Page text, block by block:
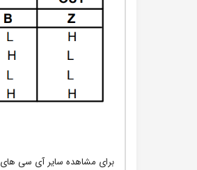
برای مشاهده سایر آی سی های TTL مدل DIP به لینک زیر مراجعه نمایید: